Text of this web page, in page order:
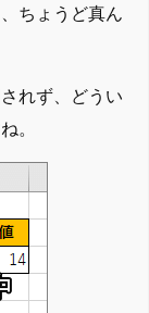
ちょうど真ん
れず、どうい
。